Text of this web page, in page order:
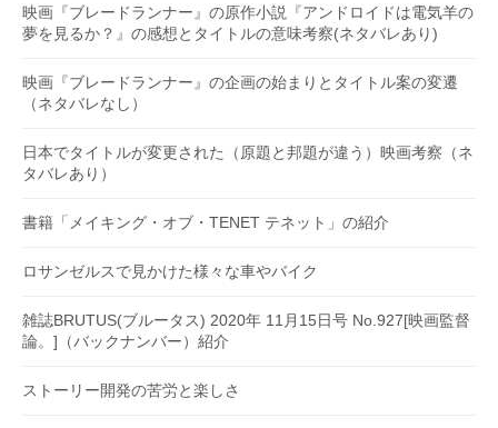
映画『ブレードランナー』の原作小説『アンドロイドは電気羊の
夢を見るか？』の感想とタイトルの意味考察(ネタバレあり)
映画『ブレードランナー』の企画の始まりとタイトル案の変遷
（ネタバレなし）
日本でタイトルが変更された（原題と邦題が違う）映画考察（ネ
タバレあり）
書籍「メイキング・オブ・TENET テネット」の紹介
ロサンゼルスで見かけた様々な車やバイク
雑誌BRUTUS(ブルータス) 2020年 11月15日号 No.927[映画監督
論。]（バックナンバー）紹介
ストーリー開発の苦労と楽しさ